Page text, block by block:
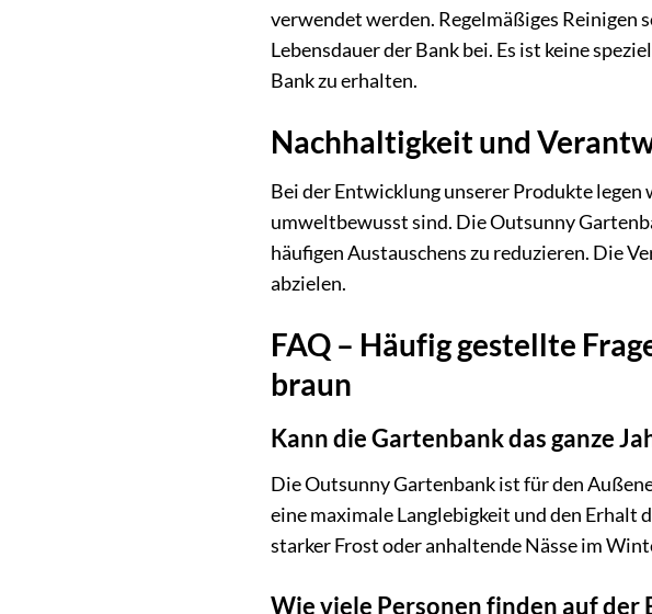
verwendet werden. Regelmäßiges Reinigen
Lebensdauer der Bank bei. Es ist keine
Bank zu erhalten.
Nachhaltigkeit und
Bei der Entwicklung unserer Produkte
umweltbewusst sind. Die Outsunny
häufigen Austauschens zu reduzieren. Die
abzielen.
FAQ – Häufig gestellte
braun
Kann die Gartenbank das ganze
Die Outsunny Gartenbank ist für den
eine maximale Langlebigkeit und den Erhalt
starker Frost oder anhaltende Nässe im
Wie viele Personen finden auf der